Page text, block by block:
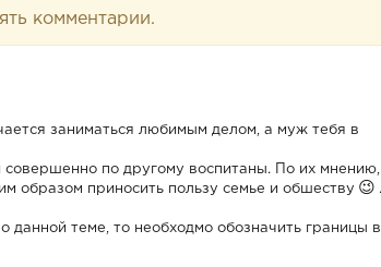
комментарии.
заниматься любимым делом, а муж тебя в
по другому воспитаны. По их мнению,
образом приносить пользу семье и обшеству
.
данной теме, то необходмо обозначить границы в